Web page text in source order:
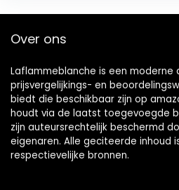
Over ons
Laflammeblanche is een moderne
prijsvergelijkings- en
biedt die beschikbaar zijn op
houdt via de laatst toegevoegde
zijn auteursrechtelijk beschermd
eigenaren. Alle geciteerde inhoud
respectievelijke bronnen.